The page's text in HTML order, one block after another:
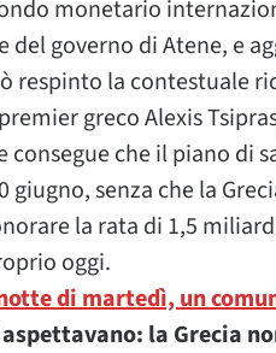
monetario
del governo di Atene, e
respinto la contestuale
greco Alexis
consegue che il piano di
senza che la
la rata di 1,5
oggi.
di martedì, un
la Grecia